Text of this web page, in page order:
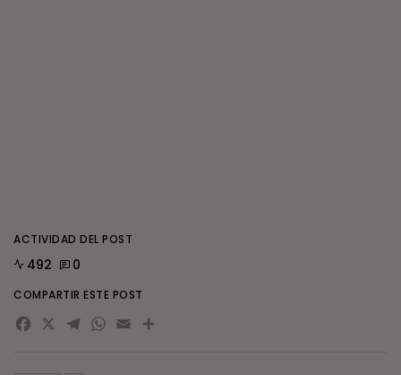
ACTIVIDAD DEL POST
492 0
COMPARTIR ESTE POST
Facebook
X Telegram
WhatsApp
EmailCompartir